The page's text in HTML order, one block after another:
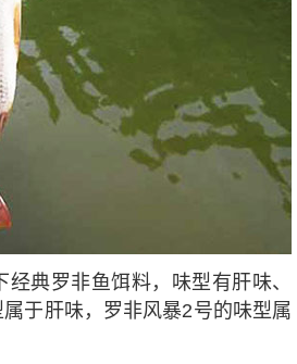
典罗非鱼饵料，味型有肝味、
于肝味，罗非风暴2号的味型属